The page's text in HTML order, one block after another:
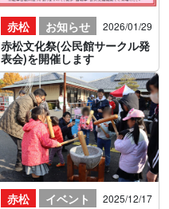
赤松 お知らせ 2026/01/29
赤松文化祭(公民館サークル発
表会)を開催します
赤松 イベント 2025/12/17